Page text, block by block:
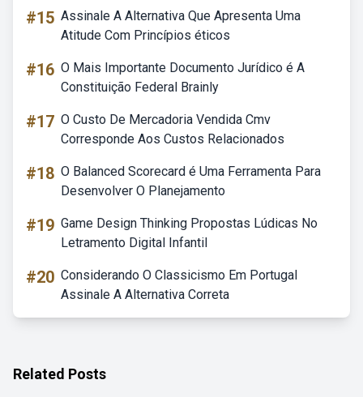
#15 Assinale A Alternativa Que Apresenta Uma
Atitude Com Princípios éticos
#16 O Mais Importante Documento Jurídico é A
Constituição Federal Brainly
#17 O Custo De Mercadoria Vendida Cmv
Corresponde Aos Custos Relacionados
#18 O Balanced Scorecard é Uma Ferramenta Para
Desenvolver O Planejamento
#19 Game Design Thinking Propostas Lúdicas No
Letramento Digital Infantil
#20 Considerando O Classicismo Em Portugal
Assinale A Alternativa Correta
Related Posts